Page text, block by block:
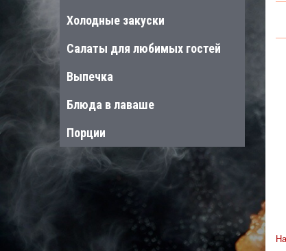
Холодные закуски
Салаты для любимых гостей
Выпечка
Блюда в лаваше
Порции